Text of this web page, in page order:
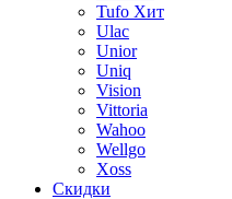
Tufo Хит
Ulac
Unior
Uniq
Vision
Vittoria
Wahoo
Wellgo
Xoss
Скидки